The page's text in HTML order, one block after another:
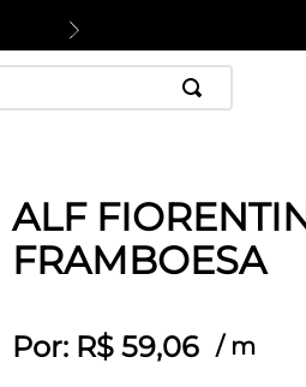
ALF
FRAMBOESA
Por: R$ 59,06 / m